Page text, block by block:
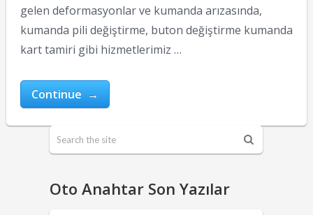
gelen deformasyonlar ve kumanda arızasında,
kumanda pili değiştirme, buton değiştirme kumanda
kart tamiri gibi hizmetlerimiz …
Continue →
Oto Anahtar Son Yazılar